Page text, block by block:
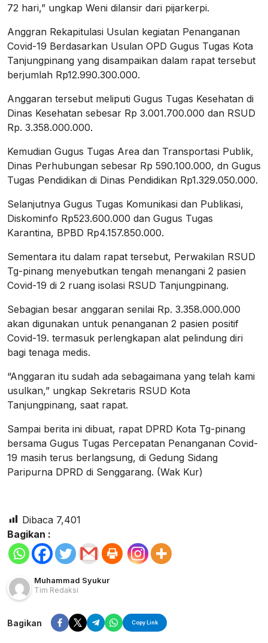
72 hari,” ungkap Weni dilansir dari pijarkerpi.
Anggran Rekapitulasi Usulan kegiatan Penanganan
Covid-19 Berdasarkan Usulan OPD Gugus Tugas Kota
Tanjungpinang yang disampaikan dalam rapat tersebut
berjumlah Rp12.990.300.000.
Anggaran tersebut meliputi Gugus Tugas Kesehatan di
Dinas Kesehatan sebesar Rp 3.001.700.000 dan RSUD
Rp. 3.358.000.000.
Kemudian Gugus Tugas Area dan Transportasi Publik,
Dinas Perhubungan sebesar Rp 590.100.000, dn Gugus
Tugas Pendidikan di Dinas Pendidikan Rp1.329.050.000.
Selanjutnya Gugus Tugas Komunikasi dan Publikasi,
Diskominfo Rp523.600.000 dan Gugus Tugas
Karantina, BPBD Rp4.157.850.000.
Sementara itu dalam rapat tersebut, Perwakilan RSUD
Tg-pinang menyebutkan tengah menangani 2 pasien
Covid-19 di 2 ruang isolasi RSUD Tanjungpinang.
Sebagian besar anggaran senilai Rp. 3.358.000.000
akan digunakan untuk penanganan 2 pasien positif
Covid-19. termasuk perlengkapan alat pelindung diri
bagi tenaga medis.
“Anggaran itu sudah ada sebagaimana yang telah kami
usulkan,” ungkap Sekretaris RSUD Kota
Tanjungpinang, saat rapat.
Sampai berita ini dibuat, rapat DPRD Kota Tg-pinang
bersama Gugus Tugas Percepatan Penanganan Covid-
19 masih terus berlangsung, di Gedung Sidang
Paripurna DPRD di Senggarang. (Wak Kur)
Dibaca 7,401
Bagikan :
Muhammad Syukur
Tim Redaksi
Bagikan Copy Link